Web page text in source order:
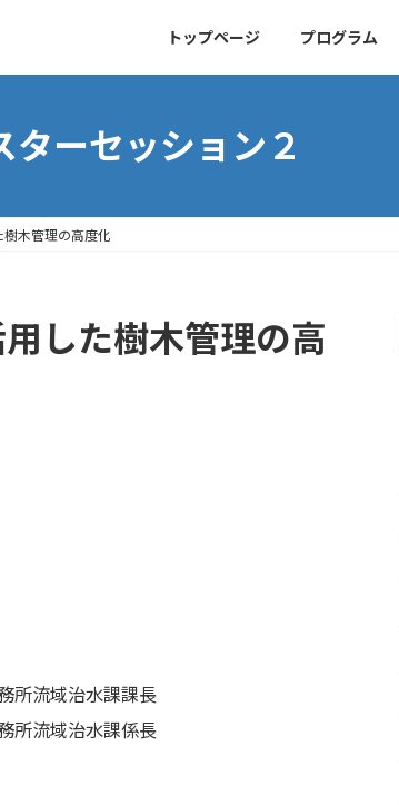
トップページ プログラム
ターセッション２
木管理の高度化
した樹木管理の高
所流域治水課課長
所流域治水課係長